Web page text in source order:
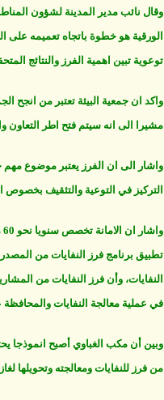
وقال نائب مدير المدينة لشؤون
الورقية هو خطوة باتجاه تعميمه على
توعوية تبين اهمية الفرز والنتائج
واكد ان جمعية البيئة تعتبر من انجح
مشيرا الى انه سيتم فتح اطر التعاون
واشار الى ان الفرز يعتبر موضوع
التركيز في التوعية والتثقيف بخصوص
النفايات، وأن فرز النفايات من
في عملية معالجة النفايات والمحافظة
وبين أن مكب الغباوي أصبح انموذجا
من فرز للنفايات ومعالجته وتحويلها